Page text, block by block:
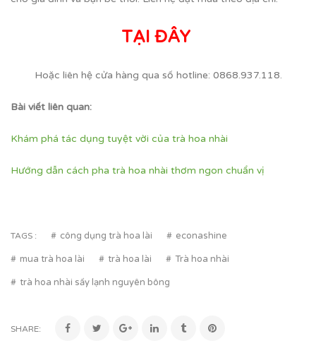
TẠI ĐÂY
Hoặc liên hệ cửa hàng qua số hotline: 0868.937.118.
Bài viết liên quan:
Khám phá tác dụng tuyệt vời của trà hoa nhài
Hướng dẫn cách pha trà hoa nhài thơm ngon chuẩn vị
TAGS : công dụng trà hoa lài econashine
mua trà hoa lài trà hoa lài Trà hoa nhài
trà hoa nhài sấy lạnh nguyên bông
SHARE: